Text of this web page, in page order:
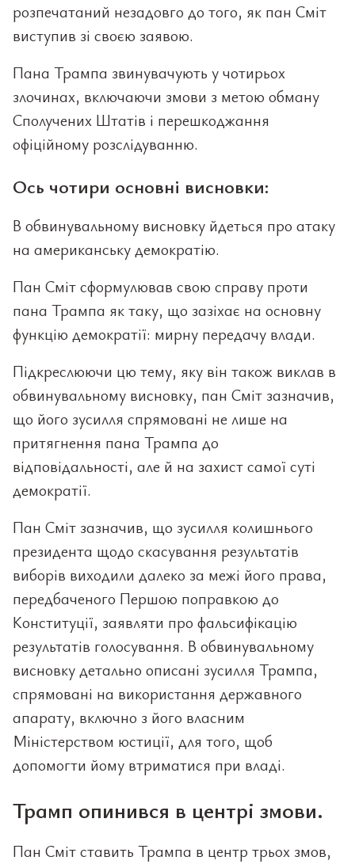
розпечатаний незадовго до того, як пан Сміт
виступив зі своєю заявою.
Пана Трампа звинувачують у чотирьох
злочинах, включаючи змови з метою обману
Сполучених Штатів і перешкоджання
офіційному розслідуванню.
Ось чотири основні висновки:
В обвинувальному висновку йдеться про атаку
на американську демократію.
Пан Сміт сформулював свою справу проти
пана Трампа як таку, що зазіхає на основну
функцію демократії: мирну передачу влади.
Підкреслюючи цю тему, яку він також виклав в
обвинувальному висновку, пан Сміт зазначив,
що його зусилля спрямовані не лише на
притягнення пана Трампа до
відповідальності, але й на захист самої суті
демократії.
Пан Сміт зазначив, що зусилля колишнього
президента щодо скасування результатів
виборів виходили далеко за межі його права,
передбаченого Першою поправкою до
Конституції, заявляти про фальсифікацію
результатів голосування. В обвинувальному
висновку детально описані зусилля Трампа,
спрямовані на використання державного
апарату, включно з його власним
Міністерством юстиції, для того, щоб
допомогти йому втриматися при владі.
Трамп опинився в центрі змови.
Пан Сміт ставить Трампа в центр трьох змов,